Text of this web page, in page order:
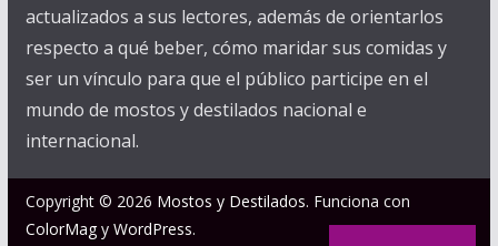
actualizados a sus lectores, además de orientarlos
respecto a qué beber, cómo maridar sus comidas y
ser un vínculo para que el público participe en el
mundo de mostos y destilados nacional e
internacional.
Copyright © 2026 Mostos y Destilados. Funciona con
ColorMagy WordPress.